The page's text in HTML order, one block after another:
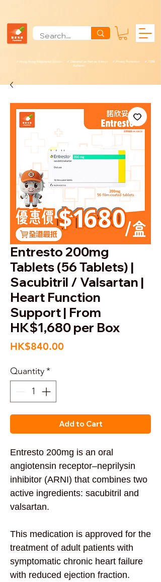
✓ Hong Kong Registered Doctor ✓ Delivered as Fast as 4 hours ✓ Privacy Protection ✓ 100%
Authentic
Entresto 200mg
Tablets (56 Tablets) |
Sacubitril / Valsartan |
Heart Function
Support | From
HK$1,680 per Box
HK$840.00
Quantity*
Add to Cart
Entresto 200mg is an oral
angiotensin receptor–neprilysin
inhibitor (ARNI) that combines two
active ingredients: sacubitril and
valsartan.
This medication is approved for the
treatment of adult patients with
symptomatic chronic heart failure
with reduced ejection fraction.